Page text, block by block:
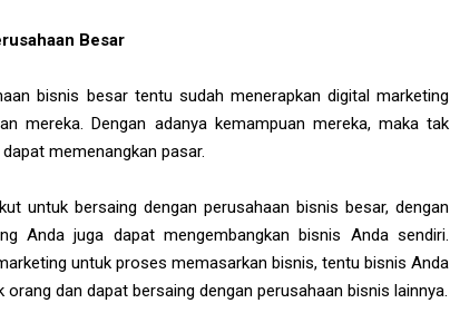
Besar
bisnis besar tentu sudah menerapkan digital marketing
mereka. Dengan adanya kemampuan mereka, maka tak
memenangkan pasar.
untuk bersaing dengan perusahaan bisnis besar, dengan
Anda juga dapat mengembangkan bisnis Anda sendiri.
untuk proses memasarkan bisnis, tentu bisnis Anda
orang dan dapat bersaing dengan perusahaan bisnis lainnya.